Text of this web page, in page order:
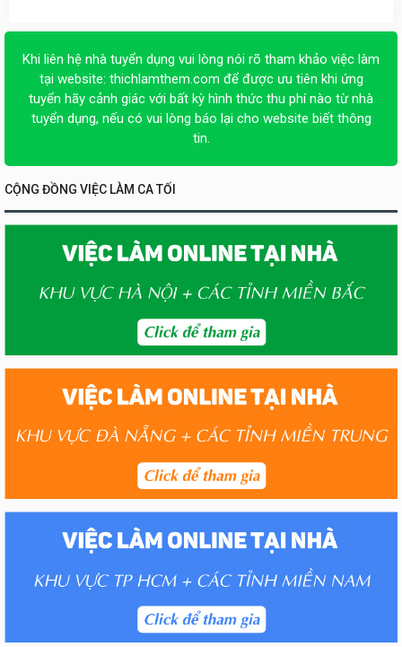
Khi liên hệ nhà tuyển dụng vui lòng nói rõ tham khảo việc làm
tại website: thichlamthem.com để được ưu tiên khi ứng
tuyển hãy cảnh giác với bất kỳ hình thức thu phí nào từ nhà
tuyển dụng, nếu có vui lòng báo lại cho website biết thông
tin.
CỘNG ĐỒNG VIỆC LÀM CA TỐI